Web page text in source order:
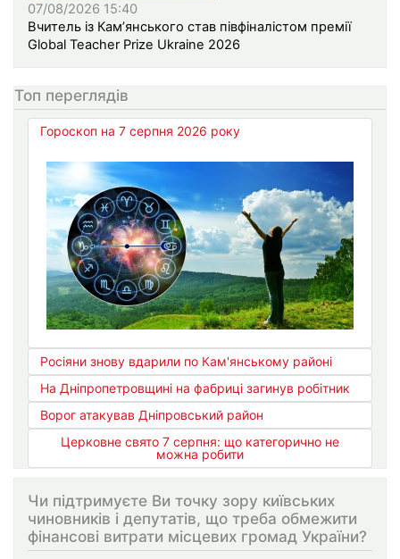
07/08/2026 15:40
Вчитель із Кам’янського став півфіналістом премії
Global Teacher Prize Ukraine 2026
Топ переглядів
Гороскоп на 7 серпня 2026 року
Росіяни знову вдарили по Кам'янському районі
На Дніпропетровщині на фабриці загинув робітник
Ворог атакував Дніпровський район
Церковне свято 7 серпня: що категорично не
можна робити
Чи підтримуєте Ви точку зору київських
чиновників і депутатів, що треба обмежити
фінансові витрати місцевих громад України?